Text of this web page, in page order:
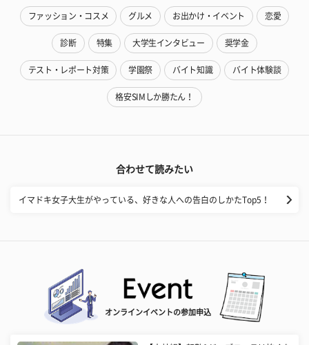
ファッション・コスメ グルメ お出かけ・イベント 恋愛
診断 特集 大学生インタビュー 奨学金
テスト・レポート対策 学園祭 バイト知識 バイト体験談
格安SIMしか勝たん！
合わせて読みたい
イマドキ女子大生がやっている、好きな人への告白のしかたTop5！
オンラインイベントの参加申込